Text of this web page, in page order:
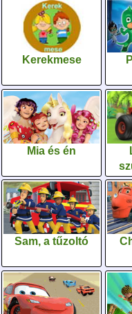
Kerekmese
Mia és én
Sam, a tűzoltó